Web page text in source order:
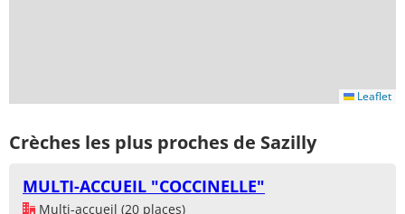
Leaflet
Crèches les plus proches de Sazilly
MULTI-ACCUEIL "COCCINELLE"
Multi-accueil (20 places)